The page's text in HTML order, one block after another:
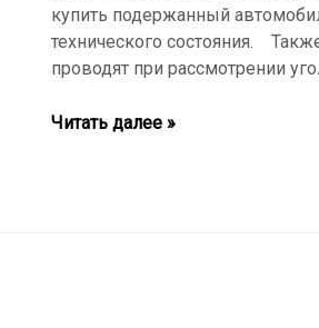
купить подержанный
технического состояния.
проводят при рассмотрении
Как
Читать далее »